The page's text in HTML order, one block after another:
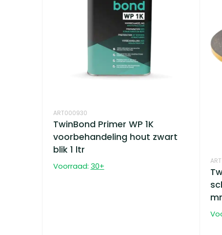
ART000930
TwinBond Primer WP 1K
voorbehandeling hout zwart
blik 1 ltr
Voorraad: 30+